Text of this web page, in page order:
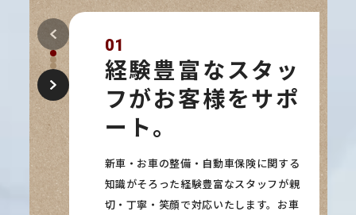
01
経験豊富なスタッ
フがお客様をサポ
ート。
新車・お車の整備・自動車保険に関する
知識がそろった経験豊富なスタッフが親
切・丁寧・笑顔で対応いたします。お車